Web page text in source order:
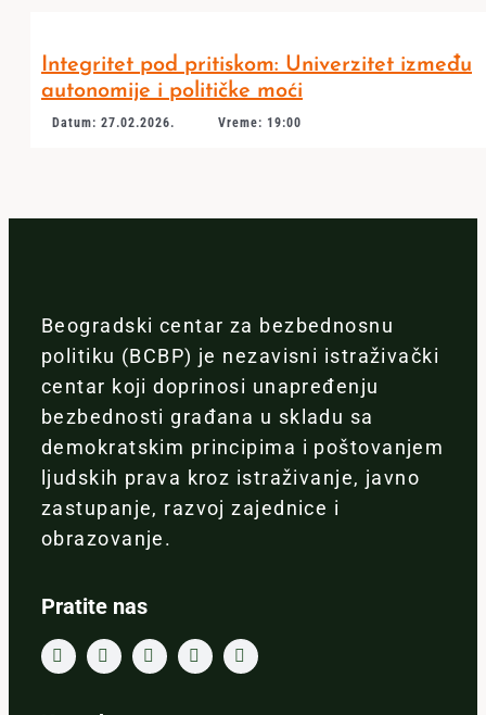
Integritet pod pritiskom: Univerzitet između
autonomije i političke moći
Datum: 27.02.2026. Vreme: 19:00
Beogradski centar za bezbednosnu
politiku (BCBP) je nezavisni istraživački
centar koji doprinosi unapređenju
bezbednosti građana u skladu sa
demokratskim principima i poštovanjem
ljudskih prava kroz istraživanje, javno
zastupanje, razvoj zajednice i
obrazovanje.
Pratite nas